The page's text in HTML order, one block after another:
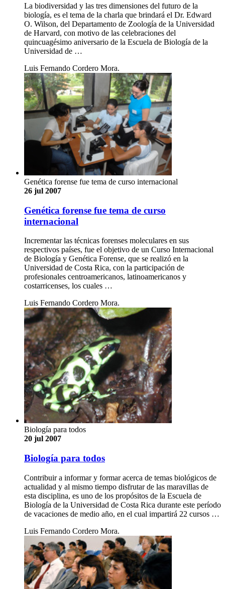
La biodiversidad y las tres dimensiones del futuro de la
biología, es el tema de la charla que brindará el Dr. Edward
O. Wilson, del Departamento de Zoología de la Universidad
de Harvard, con motivo de las celebraciones del
quincuagésimo aniversario de la Escuela de Biología de la
Universidad de …
Luis Fernando Cordero Mora.
Genética forense fue tema de curso internacional
26 jul 2007
Genética forense fue tema de curso
internacional
Incrementar las técnicas forenses moleculares en sus
respectivos países, fue el objetivo de un Curso Internacional
de Biología y Genética Forense, que se realizó en la
Universidad de Costa Rica, con la participación de
profesionales centroamericanos, latinoamericanos y
costarricenses, los cuales …
Luis Fernando Cordero Mora.
Biología para todos
20 jul 2007
Biología para todos
Contribuir a informar y formar acerca de temas biológicos de
actualidad y al mismo tiempo disfrutar de las maravillas de
esta disciplina, es uno de los propósitos de la Escuela de
Biología de la Universidad de Costa Rica durante este período
de vacaciones de medio año, en el cual impartirá 22 cursos …
Luis Fernando Cordero Mora.